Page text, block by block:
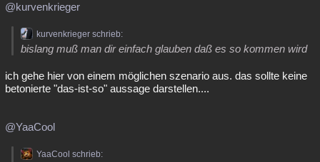
@kurvenkrieger
kurvenkrieger schrieb:
bislang muß man dir einfach glauben daß es so kommen wird
ich gehe hier von einem möglichen szenario aus. das sollte keine
betonierte "das-ist-so" aussage darstellen....
@YaaCool
YaaCool schrieb: